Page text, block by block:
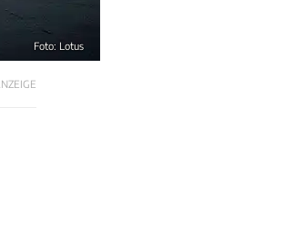
Foto: Lotus